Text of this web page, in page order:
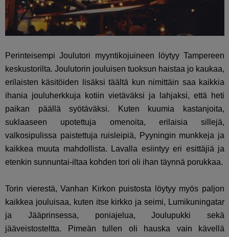
Perinteisempi Joulutori myyntikojuineen löytyy Tampereen
keskustorilta. Joulutorin jouluisen tuoksun haistaa jo kaukaa,
erilaisten käsitöiden lisäksi täältä kun nimittäin saa kaikkia
ihania jouluherkkuja kotiin vietäväksi ja lahjaksi, että heti
paikan päällä syötäväksi. Kuten kuumia kastanjoita,
suklaaseen upotettuja omenoita, erilaisia sillejä,
valkosipulissa paistettuja ruisleipiä, Pyyningin munkkeja ja
kaikkea muuta mahdollista. Lavalla esiintyy eri esittäjiä ja
etenkin sunnuntai-iltaa kohden tori oli ihan täynnä porukkaa.
Torin vierestä, Vanhan Kirkon puistosta löytyy myös paljon
kaikkea jouluisaa, kuten itse kirkko ja seimi, Lumikuningatar
ja Jääprinsessa, poniajelua, Joulupukki sekä
jääveistosteltta. Pimeän tullen oli hauska vain kävellä